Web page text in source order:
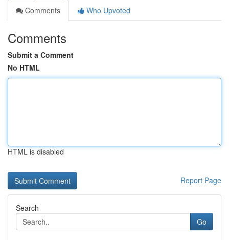
Comments
Who Upvoted
Comments
Submit a Comment
No HTML
HTML is disabled
Report Page
Search
Go